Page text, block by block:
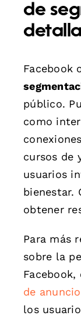
de
Facebook
público.
como
cursos de
usuarios
bienestar.
obtener
Para más
sobre la
de
los